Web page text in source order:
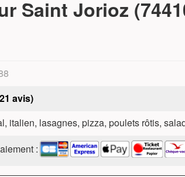
Saint Jorioz
avis)
italien, lasagnes, pizza, poulets rôtis,
: